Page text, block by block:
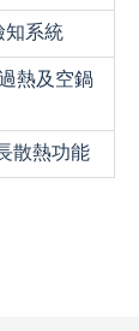
知系統
熱及空鍋
散熱功能